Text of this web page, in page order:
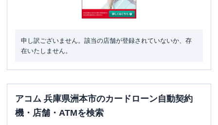
申し訳ございません。該当の店舗が登録されていないか、存
在いたしません。
アコム 兵庫県洲本市のカードローン自動契約
機・店舗・ATMを検索